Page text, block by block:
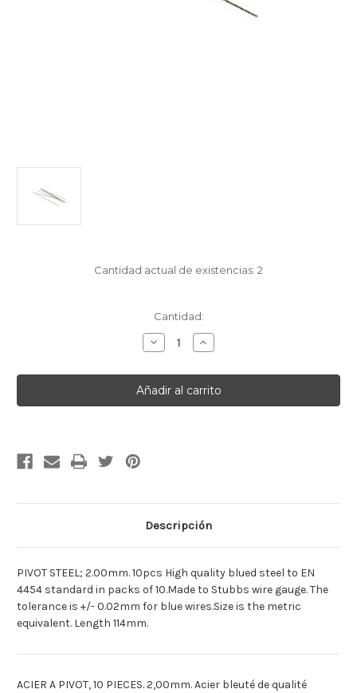
Cantidad actual de existencias: 2
Cantidad:
Disminuir
la
de
[English]PIVOT
STEEL
10
STAHL
10
ACERO
10PZ/2.00MM
Aumentar
la
de
[English]PIVOT
STEEL
10
STAHL
10
DE
ACERO
10PZ/2.00MM
Descripción
PIVOT STEEL; 2.00mm. 10pcs High quality blued steel to EN
4454 standard in packs of 10.Made to Stubbs wire gauge. The
tolerance is +/- 0.02mm for blue wires.Size is the metric
equivalent. Length 114mm.
ACIER A PIVOT, 10 PIECES. 2,00mm. Acier bleuté de qualité